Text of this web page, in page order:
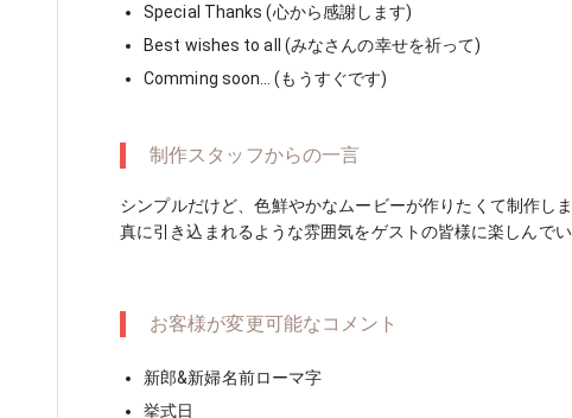
Special Thanks (心から感謝します)
Best wishes to all (みなさんの幸せを祈って)
Comming soon… (もうすぐです)
制作スタッフからの一言
シンプルだけど、色鮮やかなムービーが作りたくて制作し
真に引き込まれるような雰囲気をゲストの皆様に楽しんでい
お客様が変更可能なコメント
新郎&新婦名前ローマ字
挙式日